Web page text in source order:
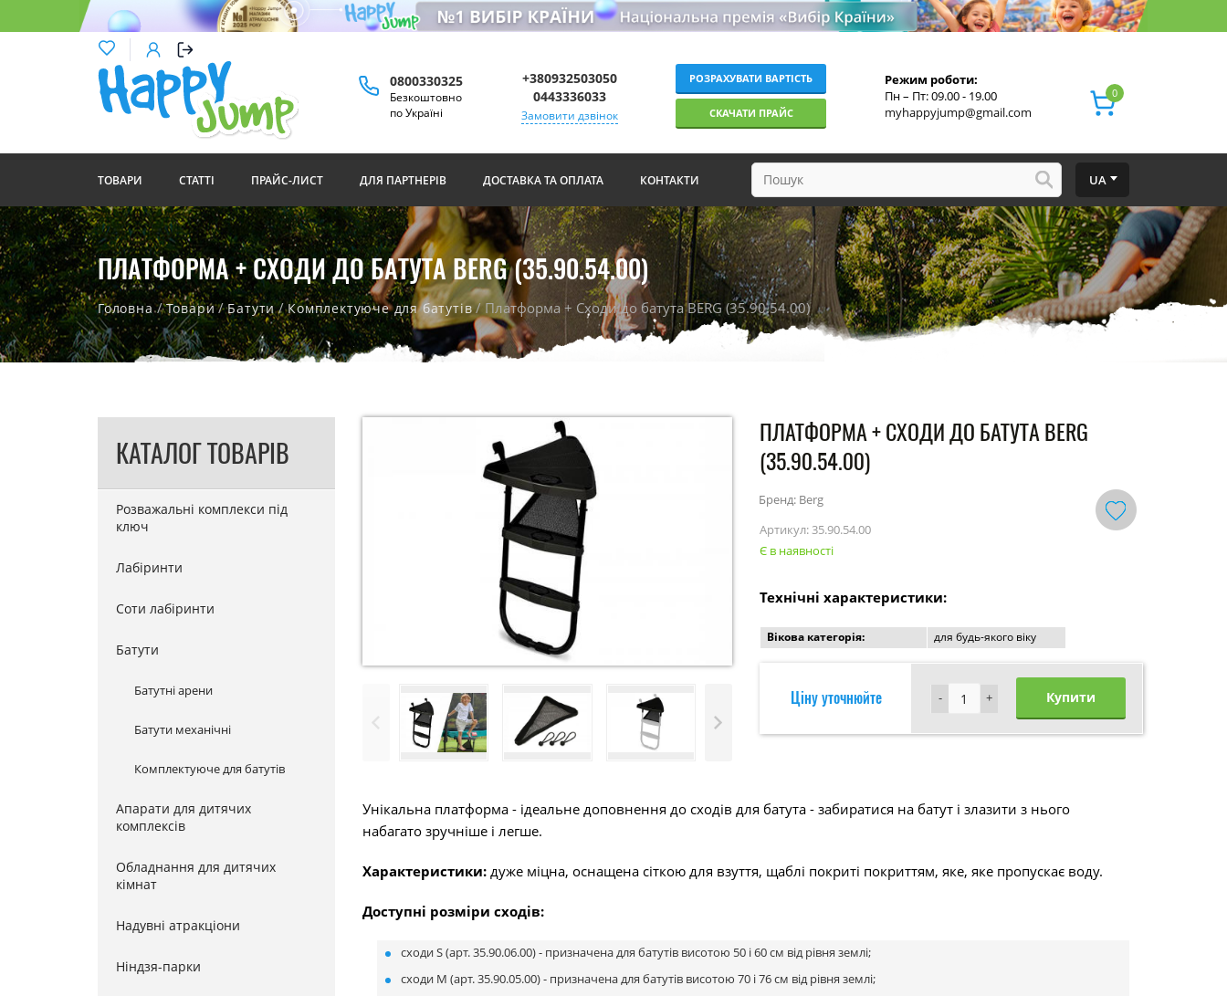
0800330325
Безкоштовно
по Україні
+380932503050
0443336033
Замовити дзвінок
РОЗРАХУВАТИ ВАРТІСТЬ
СКАЧАТИ ПРАЙС
Режим роботи:
Пн – Пт: 09.00 - 19.00
myhappyjump@gmail.com
0
ТОВАРИ СТАТТІ ПРАЙС-ЛИСТ ДЛЯ ПАРТНЕРІВ ДОСТАВКА ТА ОПЛАТА КОНТАКТИ UA
ПЛАТФОРМА + СХОДИ ДО БАТУТА BERG (35.90.54.00)
Головна/Товари/Батути/Комплектуюче для батутів/ Платформа + Сходи до батута BERG (35.90.54.00)
КАТАЛОГ ТОВАРІВ
Розважальні комплекси під
ключ
Лабіринти
Соти лабіринти
Батути
Батутні арени
Батути механічні
Комплектуюче для батутів
Апарати для дитячих
комплексів
Обладнання для дитячих
кімнат
Надувні атракціони
Ніндзя-парки
ПЛАТФОРМА + СХОДИ ДО БАТУТА BERG
(35.90.54.00)
Бренд: Berg
Артикул:35.90.54.00
Є в наявності
Технічні характеристики:
Вікова категорія: для будь-якого віку
Ціну уточнюйте +
- +
- Купити
Унікальна платформа - ідеальне доповнення до сходів для батута - забиратися на батут і злазити з нього
набагато зручніше і легше.
Характеристики: дуже міцна, оснащена сіткою для взуття, щаблі покриті покриттям, яке, яке пропускає воду.
Доступні розміри сходів:
сходи S (арт. 35.90.06.00) - призначена для батутів висотою 50 і 60 см від рівня землі;
сходи M (арт. 35.90.05.00) - призначена для батутів висотою 70 і 76 см від рівня землі;